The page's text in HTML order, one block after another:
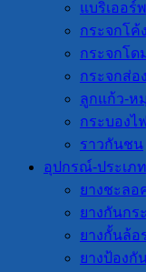
แบริเออร์
กระจกโค้
กระจกโด
กระจกส่อ
ลูกแก้ว-ห
กระบองไ
ราวกันชน
อุปกรณ์-ประเภ
ยางชะลอ
ยางกันกร
ยางกั้นล้อ
ยางป้องกั